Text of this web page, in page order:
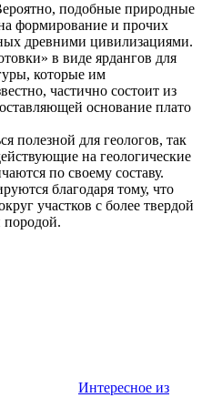
подобные природные
формирование и прочих
древними цивилизациями.
в виде ярдангов для
которые им
частично состоит из
основание плато
полезной для геологов, так
на геологические
по своему составу.
благодаря тому, что
участков с более твердой
породой.
Интересное из